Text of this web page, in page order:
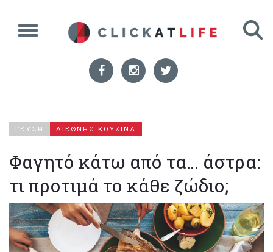
ΓΕΥΣΗ ΔΙΕΘΝΗΣ ΚΟΥΖΙΝΑ
Φαγητό κάτω από τα… άστρα:
τι προτιμά το κάθε ζώδιο;